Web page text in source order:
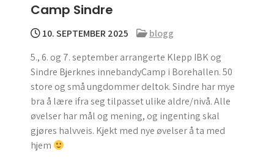
Camp Sindre
10. SEPTEMBER 2025
blogg
5., 6. og 7. september arrangerte Klepp IBK og
Sindre Bjerknes innebandyCamp i Borehallen. 50
store og små ungdommer deltok. Sindre har mye
bra å lære ifra seg tilpasset ulike aldre/nivå. Alle
øvelser har mål og mening, og ingenting skal
gjøres halvveis. Kjekt med nye øvelser å ta med
hjem